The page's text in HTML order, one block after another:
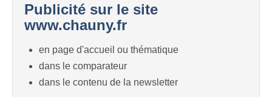
Publicité sur le site
www.chauny.fr
en page d'accueil ou thématique
dans le comparateur
dans le contenu de la newsletter